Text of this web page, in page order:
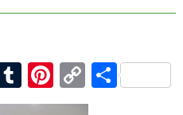
T
u
Pi
nt
C
o
S